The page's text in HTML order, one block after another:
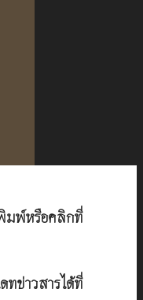
มพ์หรือคลิกที่
ทข่าวสารได้ที่